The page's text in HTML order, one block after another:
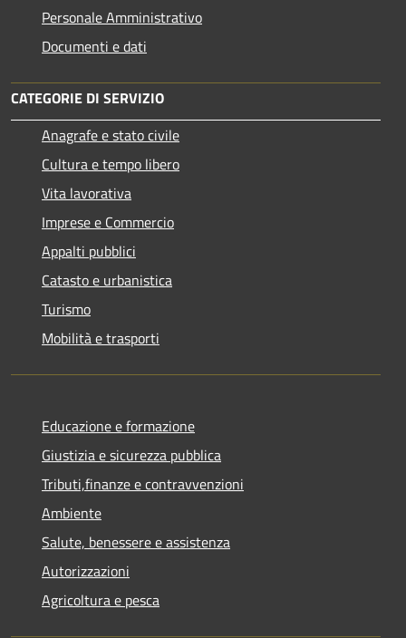
Personale Amministrativo
Documenti e dati
CATEGORIE DI SERVIZIO
Anagrafe e stato civile
Cultura e tempo libero
Vita lavorativa
Imprese e Commercio
Appalti pubblici
Catasto e urbanistica
Turismo
Mobilità e trasporti
Educazione e formazione
Giustizia e sicurezza pubblica
Tributi,finanze e contravvenzioni
Ambiente
Salute, benessere e assistenza
Autorizzazioni
Agricoltura e pesca